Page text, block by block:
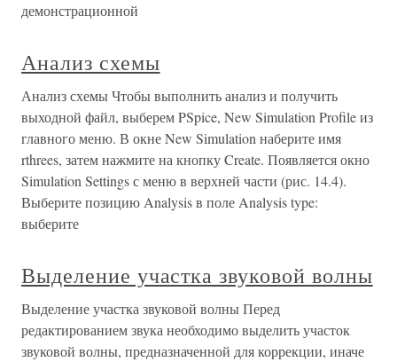
демонстрационной
Анализ схемы
Анализ схемы Чтобы выполнить анализ и получить
выходной файл, выберем PSpice, New Simulation Profile из
главного меню. В окне New Simulation наберите имя
rthrees, затем нажмите на кнопку Create. Появляется окно
Simulation Settings с меню в верхней части (рис. 14.4).
Выберите позицию Analysis в поле Analysis type:
выберите
Выделение участка звуковой волны
Выделение участка звуковой волны Перед
редактированием звука необходимо выделить участок
звуковой волны, предназначенной для коррекции, иначе